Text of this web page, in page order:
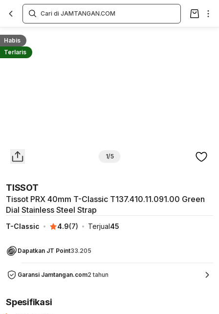
Habis
Terlaris
1/5
TISSOT
Tissot PRX 40mm T-Classic T137.410.11.091.00 Green
Dial Stainless Steel Strap
T-Classic 4.9(7) Terjual45
Dapatkan JT Point33.205
Garansi Jamtangan.com2 tahun
Overview
Spesifikasi